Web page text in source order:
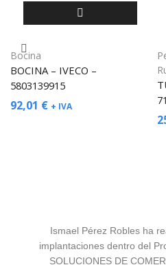
Bocina
BOCINA – IVECO –
5803139915
92,01 € + IVA
Ismael Pérez Robles ha
implantaciones dentro del
SOLUCIONES DE